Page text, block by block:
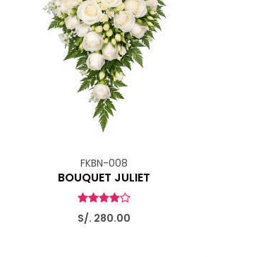
FKBN-008
BOUQUET JULIET
S/. 280.00